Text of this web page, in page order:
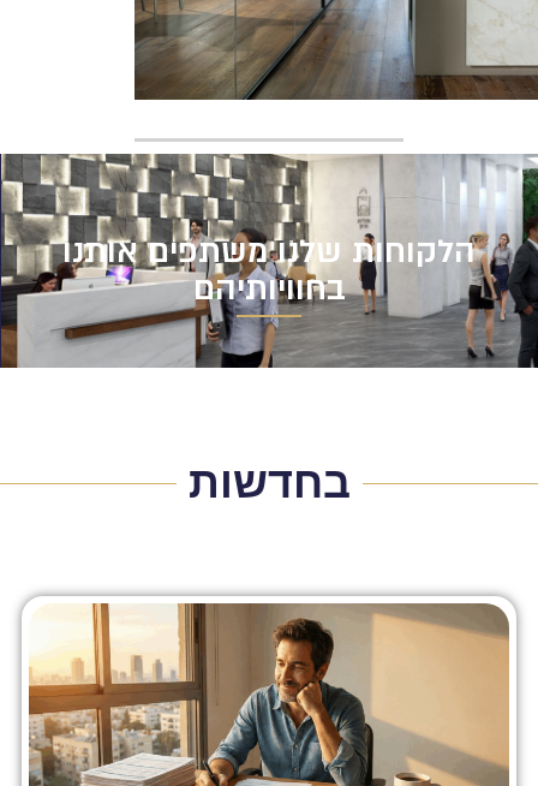
הלקוחות שלנו משתפים אותנו
בחוויותיהם
בחדשות